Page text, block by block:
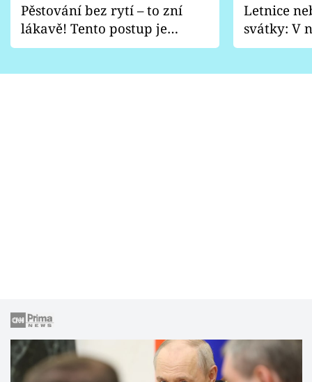
Pěstování bez rytí – to zní
lákavě! Tento postup je
vhodný jen pro některé
Letnice
svátky: V
pondělí